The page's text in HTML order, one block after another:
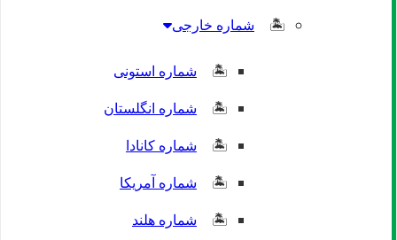
شماره خارجی
شماره استونی
شماره انگلستان
شماره کانادا
شماره آمریکا
شماره هلند